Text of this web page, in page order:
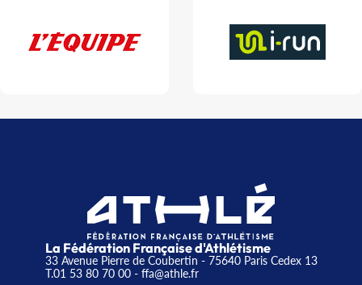
La Fédération Française d'Athlétisme
33 Avenue Pierre de Coubertin - 75640 Paris Cedex 13
T.01 53 80 70 00- ffa@athle.fr